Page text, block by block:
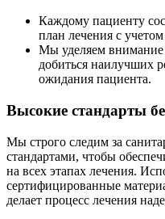
Каждому пациенту
план лечения с
Мы уделяем внимание
добиться наилучших
ожидания пациента.
Высокие стандарты
Мы строго следим за
стандартами, чтобы
на всех этапах лечения.
сертифицированные
делает процесс лечения